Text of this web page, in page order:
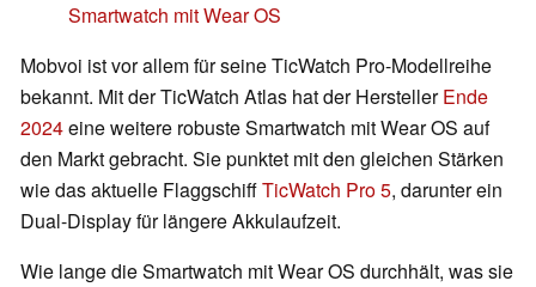
Smartwatch mit Wear OS
Mobvoi ist vor allem für seine TicWatch Pro-Modellreihe
bekannt. Mit der TicWatch Atlas hat der HerstellerEnde
2024eine weitere robuste Smartwatch mit Wear OS auf
den Markt gebracht. Sie punktet mit den gleichen Stärken
wie das aktuelle FlaggschiffTicWatch Pro 5, darunter ein
Dual-Display für längere Akkulaufzeit.
Wie lange die Smartwatch mit Wear OS durchhält, was sie